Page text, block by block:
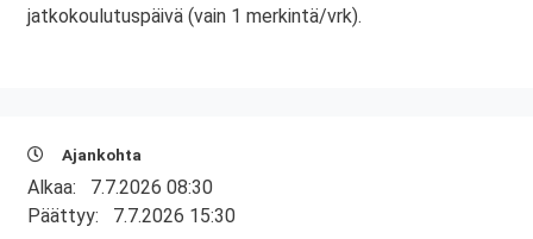
jatkokoulutuspäivä (vain 1 merkintä/vrk).
Ajankohta
Alkaa: 7.7.2026 08:30
Päättyy: 7.7.2026 15:30